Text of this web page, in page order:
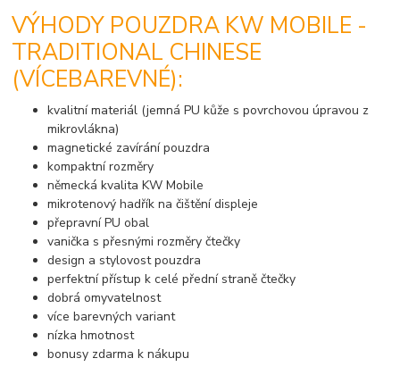
VÝHODY POUZDRA KW MOBILE -
TRADITIONAL CHINESE
(VÍCEBAREVNÉ):
kvalitní materiál (jemná PU kůže s povrchovou úpravou z
mikrovlákna)
magnetické zavírání pouzdra
kompaktní rozměry
německá kvalita KW Mobile
mikrotenový hadřík na čištění displeje
přepravní PU obal
vanička s přesnými rozměry čtečky
design a stylovost pouzdra
perfektní přístup k celé přední straně čtečky
dobrá omyvatelnost
více barevných variant
nízka hmotnost
bonusy zdarma k nákupu